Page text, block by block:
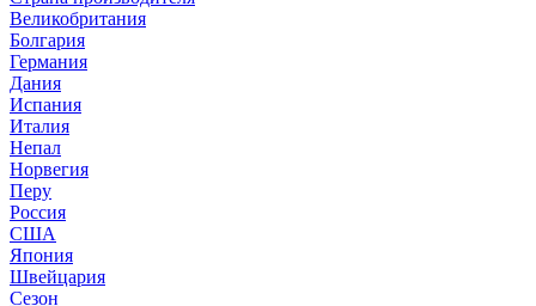
Великобритания
Болгария
Германия
Дания
Испания
Италия
Непал
Норвегия
Перу
Россия
США
Япония
Швейцария
Сезон